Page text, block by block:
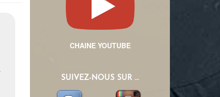
CHAINE YOUTUBE
SUIVEZ-NOUS SUR ...